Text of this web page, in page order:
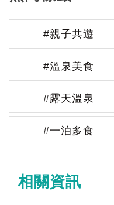
#親子共遊
#溫泉美食
#露天溫泉
#一泊多食
相關資訊